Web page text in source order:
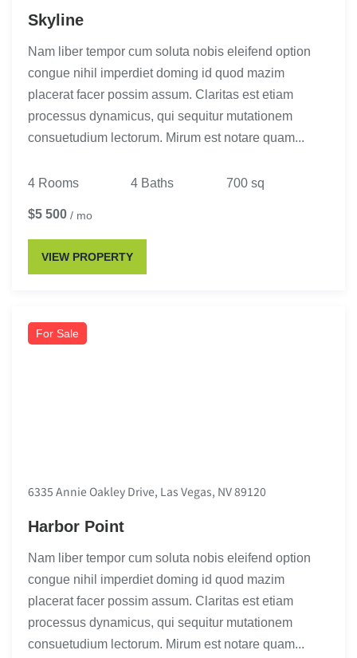
Skyline
Nam liber tempor cum soluta nobis eleifend option
congue nihil imperdiet doming id quod mazim
placerat facer possim assum. Claritas est etiam
processus dynamicus, qui sequitur mutationem
consuetudium lectorum. Mirum est notare quam...
4 Rooms 4 Baths 700 sq
$5 500 / mo
VIEW PROPERTY
For Sale
6335 Annie Oakley Drive, Las Vegas, NV 89120
Harbor Point
Nam liber tempor cum soluta nobis eleifend option
congue nihil imperdiet doming id quod mazim
placerat facer possim assum. Claritas est etiam
processus dynamicus, qui sequitur mutationem
consuetudium lectorum. Mirum est notare quam...